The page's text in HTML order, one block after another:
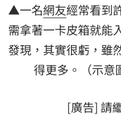
▲一名網友經常看到
需拿著一卡皮箱就能
發現，其實很虧，雖
得更多。（示意
[廣告] 請